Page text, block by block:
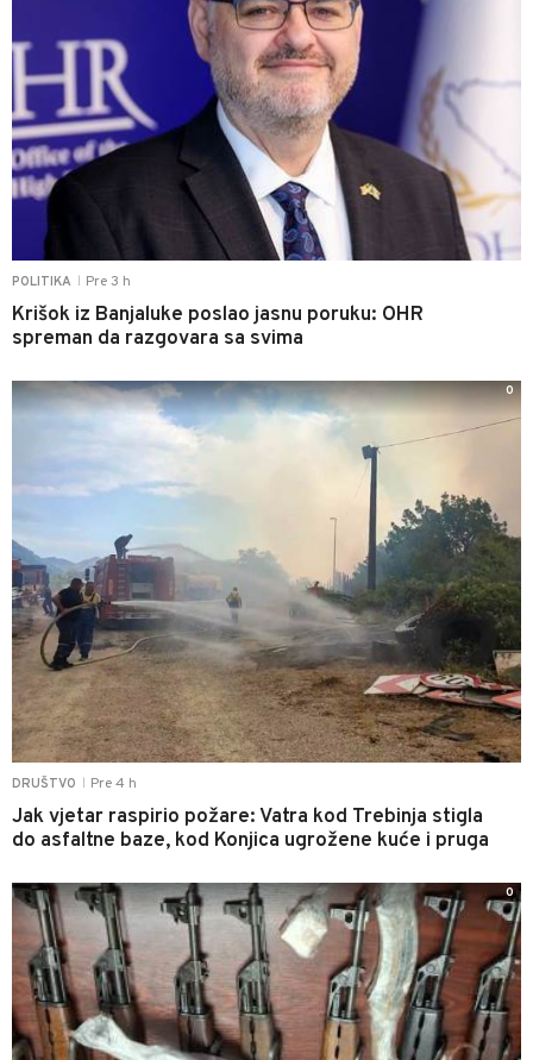
POLITIKA Pre 3 h
Krišok iz Banjaluke poslao jasnu poruku: OHR
spreman da razgovara sa svima
DRUŠTVO Pre 4 h
Jak vjetar raspirio požare: Vatra kod Trebinja stigla
do asfaltne baze, kod Konjica ugrožene kuće i pruga
0
0